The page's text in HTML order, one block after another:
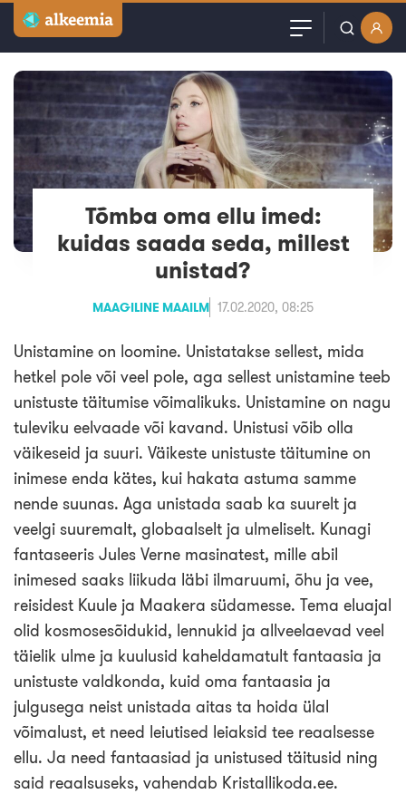
Artiklid
Podcast
Videod
Veebinarid
Kuulutused
Sisuturundus
Kasutajanimi või email
Parool
Jäta mind meelde
Loo tasuta konto
Tõmba oma ellu imed:
kuidas saada seda, millest
unistad?
MAAGILINE MAAILM 17.02.2020, 08:25
Unistamine on loomine. Unistatakse sellest, mida
hetkel pole või veel pole, aga sellest unistamine teeb
unistuste täitumise võimalikuks. Unistamine on nagu
tuleviku eelvaade või kavand. Unistusi võib olla
väikeseid ja suuri. Väikeste unistuste täitumine on
inimese enda kätes, kui hakata astuma samme
nende suunas. Aga unistada saab ka suurelt ja
veelgi suuremalt, globaalselt ja ulmeliselt. Kunagi
fantaseeris Jules Verne masinatest, mille abil
inimesed saaks liikuda läbi ilmaruumi, õhu ja vee,
reisidest Kuule ja Maakera südamesse. Tema eluajal
olid kosmosesõidukid, lennukid ja allveelaevad veel
täielik ulme ja kuulusid kaheldamatult fantaasia ja
unistuste valdkonda, kuid oma fantaasia ja
julgusega neist unistada aitas ta hoida ülal
võimalust, et need leiutised leiaksid tee reaalsesse
ellu. Ja need fantaasiad ja unistused täitusid ning
said reaalsuseks, vahendab Kristallikoda.ee.